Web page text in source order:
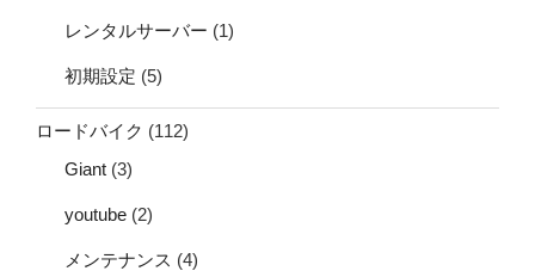
レンタルサーバー (1)
初期設定 (5)
ロードバイク (112)
Giant (3)
youtube (2)
メンテナンス (4)